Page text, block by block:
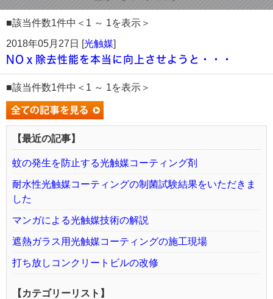
■該当件数1件中＜1 ～ 1を表示＞
2018年05月27日 [光触媒]
NOｘ除去性能を本当に向上させようと・・・
■該当件数1件中＜1 ～ 1を表示＞
【最近の記事】
蚊の発生を防止する光触媒コーティング剤
耐水性光触媒コーティングの制菌試験結果をいただきま
した
マンガによる光触媒技術の解説
遮熱ガラス用光触媒コーティングの施工現場
打ち放しコンクリートビルの改修
【カテゴリーリスト】